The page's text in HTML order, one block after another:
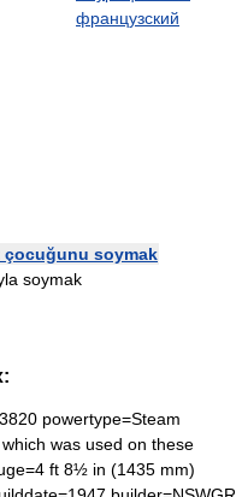
французский
çocuğunu soymak
soymak
powertype=Steam
was used on these
ft 8½ in (1435 mm)